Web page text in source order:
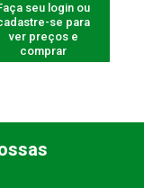
seu login ou
se para
ver preços e
comprar